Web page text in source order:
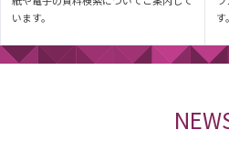
います。
す。